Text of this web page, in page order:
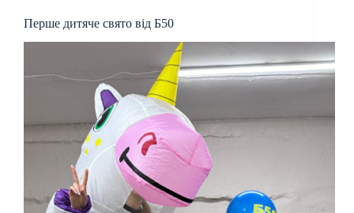
Перше дитяче свято від Б50